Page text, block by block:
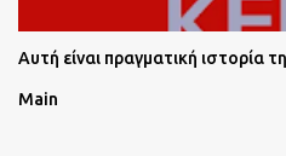
Αυτή είναι πραγματική ιστορία
Main